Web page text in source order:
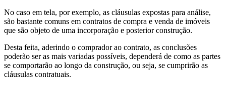
No caso em tela, por exemplo, as cláusulas expostas para análise,
são bastante comuns em contratos de compra e venda de imóveis
que são objeto de uma incorporação e posterior construção.
Desta feita, aderindo o comprador ao contrato, as conclusões
poderão ser as mais variadas possíveis, dependerá de como as partes
se comportarão ao longo da construção, ou seja, se cumprirão as
cláusulas contratuais.